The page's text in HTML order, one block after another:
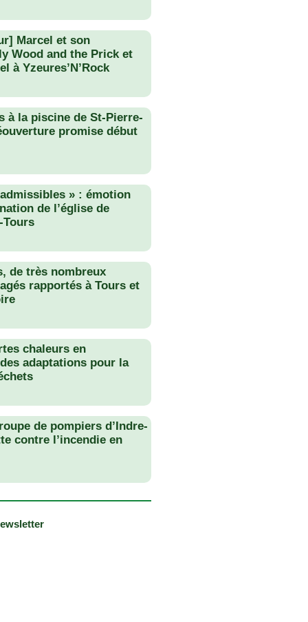
Marcel et son
Wood and the Prick et
à Yzeures’N’Rock
à la piscine de St-Pierre-
promise début
» : émotion
de l’église de
Tours
de très nombreux
rapportés à Tours et
chaleurs en
adaptations pour la
de pompiers d’Indre-
contre l’incendie en